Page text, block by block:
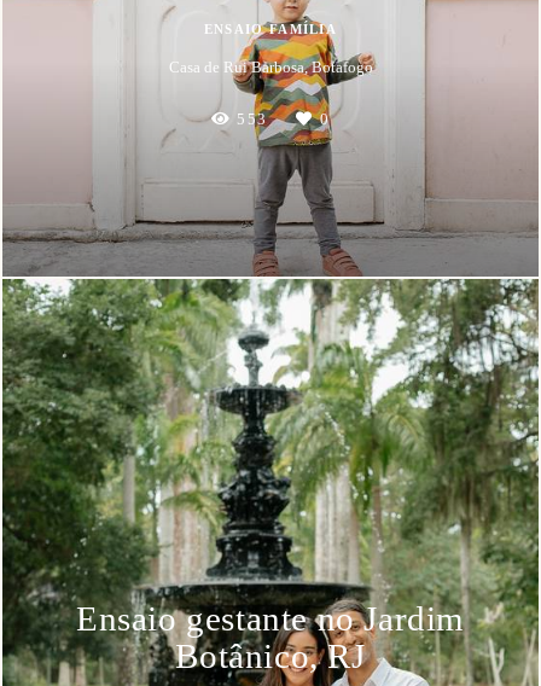
ENSAIO FAMÍLIA
Casa de Rui Barbosa, Botafogo
553 0
Ensaio gestante no Jardim
Botânico, RJ